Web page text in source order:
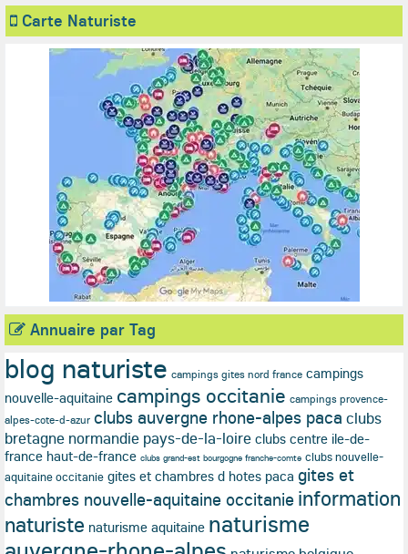
Carte Naturiste
Annuaire par Tag
blog naturiste campings gites nord france campings
nouvelle-aquitaine campings occitanie campings provence-
alpes-cote-d-azur clubs auvergne rhone-alpes paca clubs
bretagne normandie pays-de-la-loire clubs centre ile-de-
france haut-de-france clubs grand-est bourgogne franche-comte clubs nouvelle-
aquitaine occitanie gites et chambres d hotes paca gites et
chambres nouvelle-aquitaine occitanie information
naturiste naturisme aquitaine naturisme